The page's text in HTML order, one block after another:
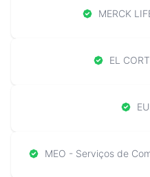
MERCK
EL
MEO - Serviços de